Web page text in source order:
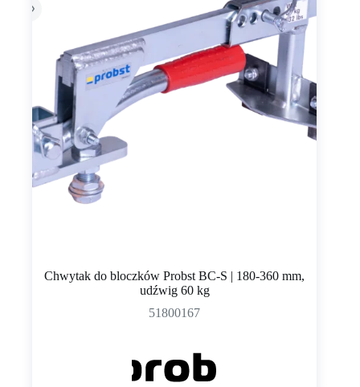
Chwytak do bloczków Probst BC-S | 180-360 mm,
udźwig 60 kg
51800167